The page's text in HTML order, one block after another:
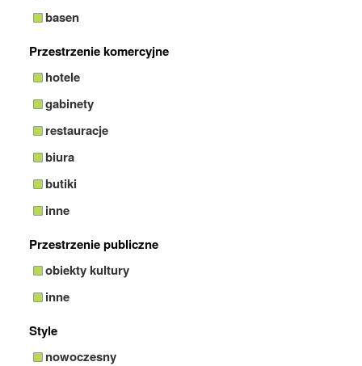
basen
Przestrzenie komercyjne
hotele
gabinety
restauracje
biura
butiki
inne
Przestrzenie publiczne
obiekty kultury
inne
Style
nowoczesny